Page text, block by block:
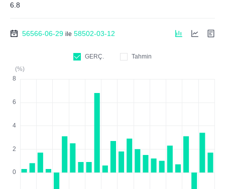
6.8
56566-06-29 ile 58502-03-12
GERÇ.
Tahmin
(%)